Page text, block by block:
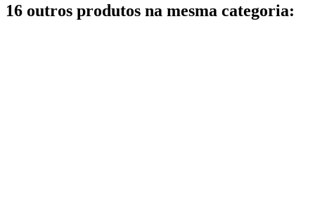
16 outros produtos na mesma categoria: